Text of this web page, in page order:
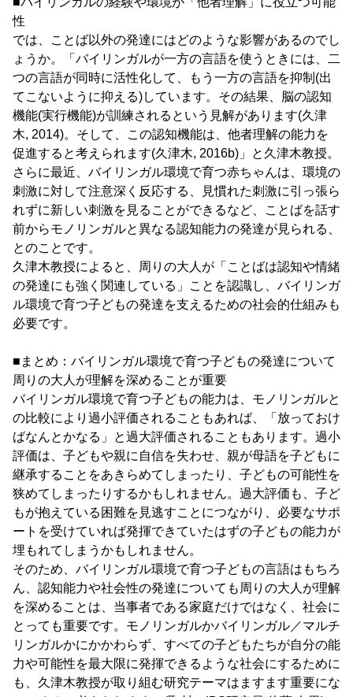
性
では、ことば以外の発達にはどのような影響があるのでし
ょうか。「バイリンガルが一方の言語を使うときには、二
つの言語が同時に活性化して、もう一方の言語を抑制(出
てこないように抑える)しています。その結果、脳の認知
機能(実行機能)が訓練されるという見解があります(久津
木, 2014)。そして、この認知機能は、他者理解の能力を
促進すると考えられます(久津木, 2016b)」と久津木教授。
さらに最近、バイリンガル環境で育つ赤ちゃんは、環境の
刺激に対して注意深く反応する、見慣れた刺激に引っ張ら
れずに新しい刺激を見ることができるなど、ことばを話す
前からモノリンガルと異なる認知能力の発達が見られる、
とのことです。
久津木教授によると、周りの大人が「ことばは認知や情緒
の発達にも強く関連している」ことを認識し、バイリンガ
ル環境で育つ子どもの発達を支えるための社会的仕組みも
必要です。
■まとめ：バイリンガル環境で育つ子どもの発達について
周りの大人が理解を深めることが重要
バイリンガル環境で育つ子どもの能力は、モノリンガルと
の比較により過小評価されることもあれば、「放っておけ
ばなんとかなる」と過大評価されることもあります。過小
評価は、子どもや親に自信を失わせ、親が母語を子どもに
継承することをあきらめてしまったり、子どもの可能性を
狭めてしまったりするかもしれません。過大評価も、子ど
もが抱えている困難を見逃すことにつながり、必要なサポ
ートを受けていれば発揮できていたはずの子どもの能力が
埋もれてしまうかもしれません。
そのため、バイリンガル環境で育つ子どもの言語はもちろ
ん、認知能力や社会性の発達についても周りの大人が理解
を深めることは、当事者である家庭だけではなく、社会に
とっても重要です。モノリンガルかバイリンガル／マルチ
リンガルかにかかわらず、すべての子どもたちが自分の能
力や可能性を最大限に発揮できるような社会にするために
も、久津木教授が取り組む研究テーマはますます重要にな